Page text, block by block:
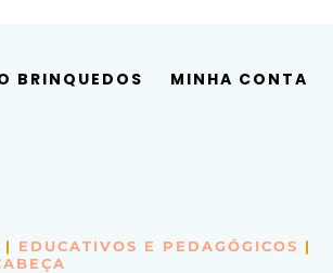
MINHA CONTA
| EDUCATIVOS E PEDAGÓGICOS |